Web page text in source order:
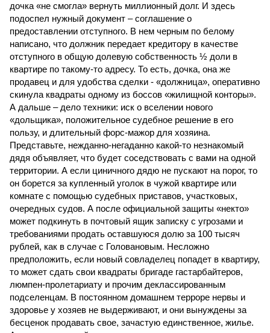
дочка «не смогла» вернуть миллионный долг. И здесь
подоспел нужный документ – соглашение о
предоставлении отступного. В нем черным по белому
написано, что должник передает кредитору в качестве
отступного в общую долевую собственность ½ доли в
квартире по такому-то адресу. То есть, дочка, она же
продавец и для удобства сделки - «должница», оперативно
скинула квадраты одному из боссов «жилищной конторы».
А дальше – дело техники: иск о вселении нового
«дольщика», положительное судебное решение в его
пользу, и длительный форс-мажор для хозяина.
Представьте, нежданно-негаданно какой-то незнакомый
дядя объявляет, что будет соседствовать с вами на одной
территории. А если циничного дядю не пускают на порог, то
он борется за купленный уголок в чужой квартире или
комнате с помощью судебных приставов, участковых,
очередных судов. А после официальной защиты «некто»
может подкинуть в почтовый ящик записку с угрозами и
требованиями продать оставшуюся долю за 100 тысяч
рублей, как в случае с Головановым. Несложно
предположить, если новый совладелец попадет в квартиру,
то может сдать свои квадраты бригаде гастарбайтеров,
люмпен-пролетариату и прочим деклассированным
подселенцам. В постоянном домашнем терроре нервы и
здоровье у хозяев не выдерживают, и они вынуждены за
бесценок продавать свое, зачастую единственное, жилье.